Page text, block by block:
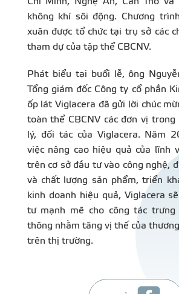
không khí sôi động. Chương
xuân được tổ chức tại trụ sở các
tham dự của tập thể CBCNV.
Phát biểu tại buổi lễ, ông
Tổng giám đốc Công ty cổ phần
ốp lát Viglacera đã gửi lời chúc
toàn thể CBCNV các đơn vị trong
lý, đối tác của Viglacera. Năm
việc nâng cao hiệu quả của lĩnh
trên cơ sở đầu tư vào công nghệ,
và chất lượng sản phẩm, triển
kinh doanh hiệu quả, Viglacera
tư mạnh mẽ cho công tác trưng
thông nhằm tăng vị thế của
trên thị trường.